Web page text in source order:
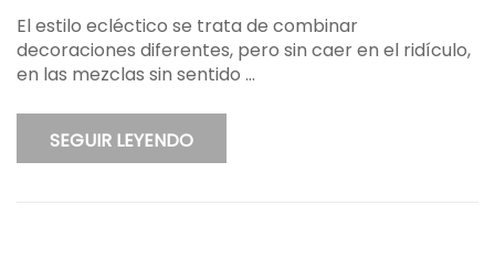
El estilo ecléctico se trata de combinar
decoraciones diferentes, pero sin caer en el ridículo,
en las mezclas sin sentido …
SEGUIR LEYENDO